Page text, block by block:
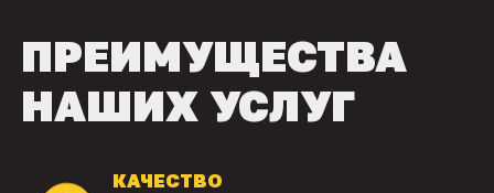
ПРЕИМУЩЕСТВА
НАШИХ УСЛУГ
КАЧЕСТВО